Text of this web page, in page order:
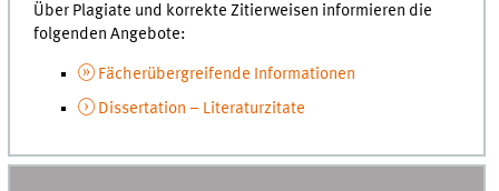
Über Plagiate und korrekte Zitierweisen informieren die
folgenden Angebote:
Fächerübergreifende Informationen
Dissertation – Literaturzitate